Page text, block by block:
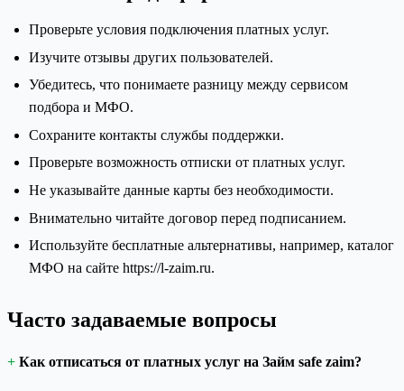
Проверьте условия подключения платных услуг.
Изучите отзывы других пользователей.
Убедитесь, что понимаете разницу между сервисом
подбора и МФО.
Сохраните контакты службы поддержки.
Проверьте возможность отписки от платных услуг.
Не указывайте данные карты без необходимости.
Внимательно читайте договор перед подписанием.
Используйте бесплатные альтернативы, например, каталог
МФО на сайте https://l-zaim.ru.
Часто задаваемые вопросы
Как отписаться от платных услуг на Займ safe zaim?